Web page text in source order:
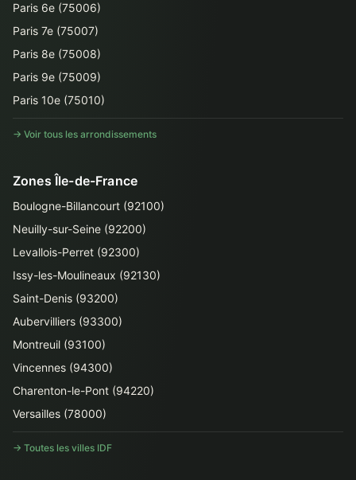
Paris 6e (75006)
Paris 7e (75007)
Paris 8e (75008)
Paris 9e (75009)
Paris 10e (75010)
→ Voir tous les arrondissements
Zones Île-de-France
Boulogne-Billancourt (92100)
Neuilly-sur-Seine (92200)
Levallois-Perret (92300)
Issy-les-Moulineaux (92130)
Saint-Denis (93200)
Aubervilliers (93300)
Montreuil (93100)
Vincennes (94300)
Charenton-le-Pont (94220)
Versailles (78000)
→ Toutes les villes IDF